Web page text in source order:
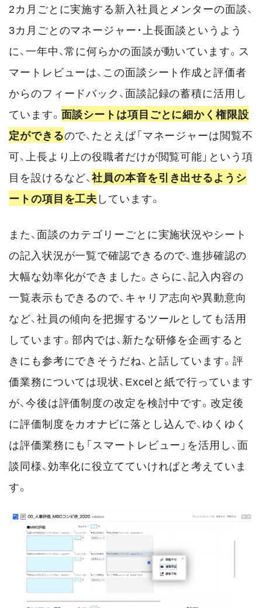
2カ月ごとに実施する新入社員とメンターの面談、
3カ月ごとのマネージャー・上長面談というよう
に、一年中、常に何らかの面談が動いています。ス
マートレビューは、この面談シート作成と評価者
からのフィードバック、面談記録の蓄積に活用し
ています。 面談シートは項目ごとに細かく権限設
定ができるので、たとえば「マネージャーは閲覧不
可、上長より上の役職者だけが閲覧可能」という項
目を設けるなど、社員の本音を引き出せるようシ
ートの項目を工夫しています。
また、面談のカテゴリーごとに実施状況やシート
の記入状況が一覧で確認できるので、進捗確認の
大幅な効率化ができました。さらに、記入内容の
一覧表示もできるので、キャリア志向や異動意向
など、社員の傾向を把握するツールとしても活用
しています。部内では、新たな研修を企画すると
きにも参考にできそうだね、と話しています。評
価業務については現状、Excelと紙で行っています
が、今後は評価制度の改定を検討中です。改定後
に評価制度をカオナビに落とし込んで、ゆくゆく
は評価業務にも「スマートレビュー」を活用し、面
談同様、効率化に役立てていければと考えていま
す。